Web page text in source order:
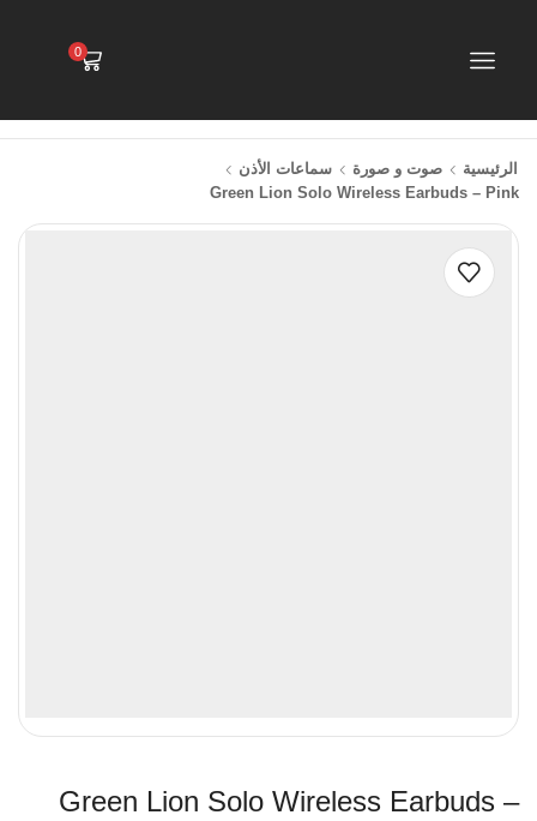
0
الرئيسية صوت و صورة
سماعات الأذن
Green Lion Solo Wireless Earbuds – Pink
Green Lion Solo Wireless Earbuds –